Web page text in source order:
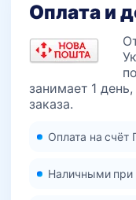
Оплата и
занимает 1
заказа.
Оплата на счёт
Наличными при